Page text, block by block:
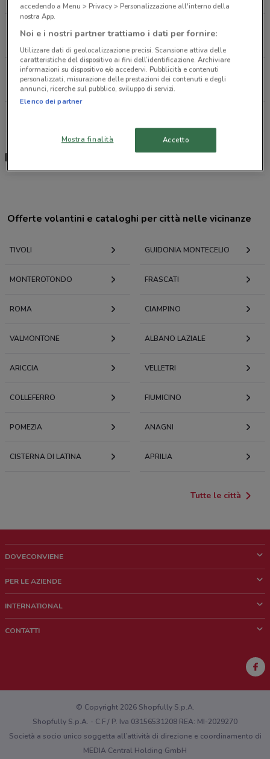
Via A. Volta, 32 Roma
Via Fasana, 8 Roma
26.1 km
APERTO
Fiducia & Convenienza, offerte e negozi
Offerte volantini e cataloghi per città nelle vicinanze
TIVOLI GUIDONIA MONTECELIO
MONTEROTONDO FRASCATI
ROMA CIAMPINO
VALMONTONE ALBANO LAZIALE
ARICCIA VELLETRI
COLLEFERRO FIUMICINO
POMEZIA ANAGNI
CISTERNA DI LATINA APRILIA
Tutte le città
DOVECONVIENE
Chi siamo
Lavora con noi
PER LE AZIENDE
Richieste commerciali e marketing
INTERNATIONAL
CONTATTI
Hai un malfunzionamento sul web o sull'app?
© Copyright 2026 Shopfully S.p.A.
Shopfully S.p.A. - C.F / P. Iva 03156531208 REA: MI-2029270
Società a socio unico soggetta all’attività di direzione e coordinamento di
MEDIA Central Holding GmbH
accedendo a Menu > Privacy > Personalizzazione all'interno della
nostra App.
Noi e i nostri partner trattiamo i dati per fornire:
Utilizzare dati di geolocalizzazione precisi. Scansione attiva delle
caratteristiche del dispositivo ai fini dell’identificazione. Archiviare
informazioni su dispositivo e/o accedervi. Pubblicità e contenuti
personalizzati, misurazione delle prestazioni dei contenuti e degli
annunci, ricerche sul pubblico, sviluppo di servizi.
Elenco dei partner
Mostra finalità Accetto